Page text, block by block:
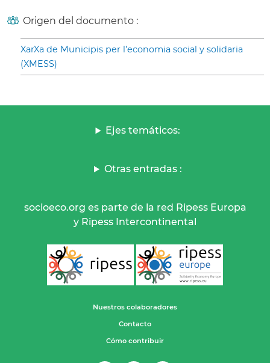
Origen del documento :
XarXa de Municipis per l’economia social y solidaria
(XMESS)
Ejes temáticos:
Otras entradas :
socioeco.org es parte de la red Ripess Europa
y Ripess Intercontinental
Nuestros colaboradores
Contacto
Cómo contribuir